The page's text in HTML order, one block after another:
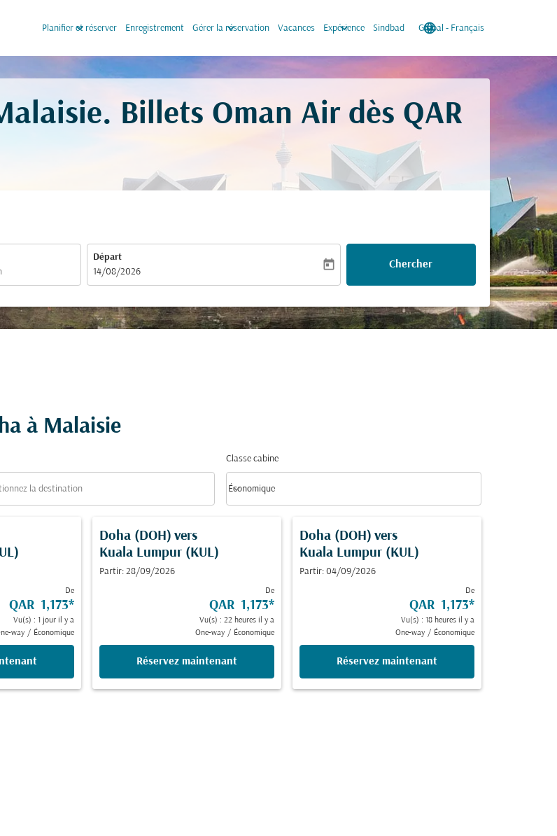
Planifier et réserver
keyboard_arrow_down Enregistrement Gérer la réservation
keyboard_arrow_down Vacances Expérience
keyboard_arrow_down Sindbad language
Global - Français
keyboard_arrow_down
Billets Oman Air dès QAR
Départ
fc-booking-departure-date-aria-label
14/08/2026
today Chercher
à Malaisie
Classe cabine
Classe cabine option Économique Selected
Économique
keyboard_arrow_down
De
QAR 1,173*
Vu(s) : 1 jour il y a
way / Économique
Doha (DOH) vers
Kuala Lumpur (KUL)
Partir: 28/09/2026
De
QAR 1,173*
Vu(s) : 22 heures il y a
One-way / Économique
Réservez maintenant
Doha (DOH) vers
Kuala Lumpur (KUL)
Partir: 04/09/2026
De
QAR 1,173*
Vu(s) : 18 heures il y a
One-way / Économique
Réservez maintenant